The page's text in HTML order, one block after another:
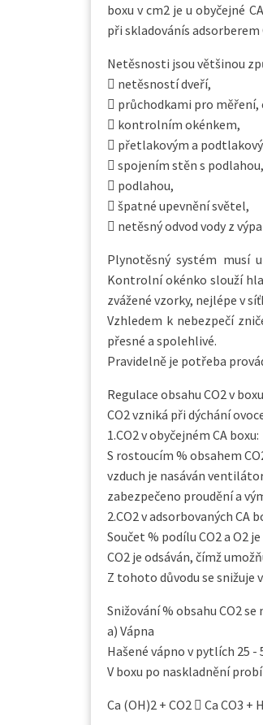
boxu v cm2 je u obyčejné
při skladovánís adsorberem
Netěsnosti jsou většinou
 netěsností dveří,
 průchodkami pro měření,
 kontrolním okénkem,
 přetlakovým a
 spojením stěn s podlahou,
 podlahou,
 špatné upevnění světel,
 netěsný odvod vody z
Plynotěsný systém musí
Kontrolní okénko slouží
zvážené vzorky, nejlépe v
Vzhledem k nebezpečí
přesné a spolehlivé.
Pravidelně je potřeba
Regulace obsahu CO2 v boxu
CO2 vzniká při dýchání
1.CO2 v obyčejném CA boxu:
S rostoucím % obsahem
vzduch je nasáván
zabezpečeno proudění a
2.CO2 v adsorbovaných CA
Součet % podílu CO2 a O2
CO2 je odsáván, čímž
Z tohoto důvodu se
Snižování % obsahu CO2
a) Vápna
Hašené vápno v pytlích 25
V boxu po naskladnění
Ca (OH)2 + CO2  Ca CO3 +